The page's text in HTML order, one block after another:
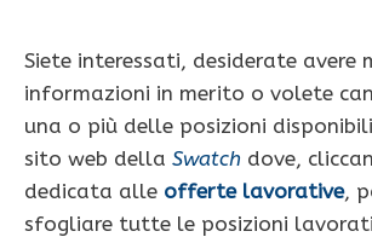
Siete interessati, desiderate avere
informazioni in merito o volete
una o più delle posizioni
sito web della Swatch dove,
dedicata alle offerte lavorative,
sfogliare tutte le posizioni